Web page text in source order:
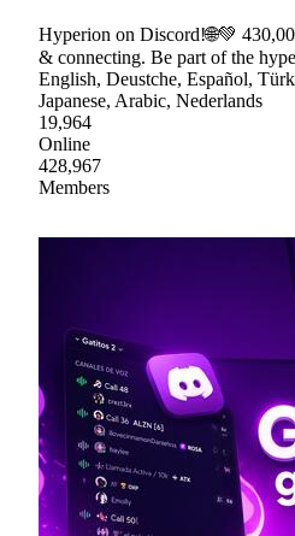
Hyperion on Discord!🌐💚
& connecting. Be part of the
English, Deustche, Español,
Japanese, Arabic, Nederlands
19,964
Online
428,967
Members